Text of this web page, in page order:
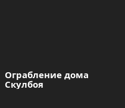
Ограбление дома
Скулбоя